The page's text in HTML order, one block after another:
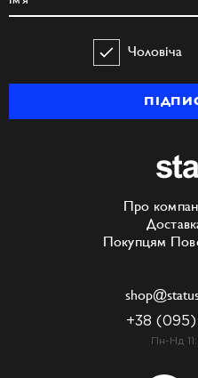
Чоловіча
Про
Покупцям
+38
Пн-Нд